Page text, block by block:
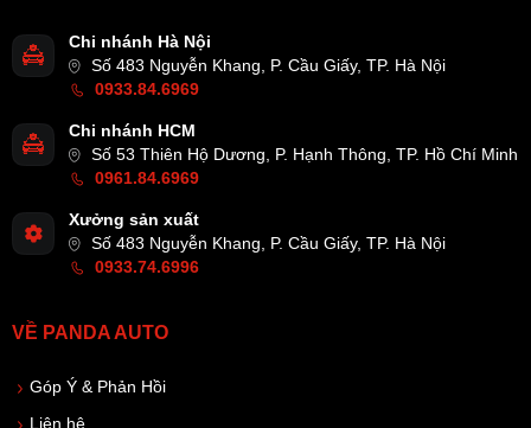
Chi nhánh Hà Nội
Số 483 Nguyễn Khang, P. Cầu Giấy, TP. Hà Nội
0933.84.6969
Chi nhánh HCM
Số 53 Thiên Hộ Dương, P. Hạnh Thông, TP. Hồ Chí Minh
0961.84.6969
Xưởng sản xuất
Số 483 Nguyễn Khang, P. Cầu Giấy, TP. Hà Nội
0933.74.6996
VỀ PANDA AUTO
Góp Ý & Phản Hồi
Liên hệ